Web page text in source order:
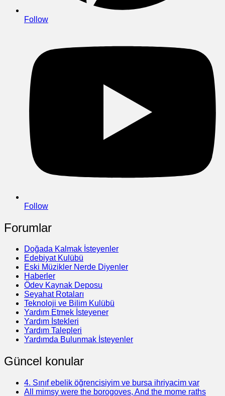
Follow
Follow
Forumlar
Doğada Kalmak İsteyenler
Edebiyat Kulübü
Eski Müzikler Nerde Diyenler
Haberler
Ödev Kaynak Deposu
Seyahat Rotaları
Teknoloji ve Bilim Kulübü
Yardım Etmek İsteyener
Yardım İstekleri
Yardım Talepleri
Yardımda Bulunmak İsteyenler
Güncel konular
4. Sınıf ebelik öğrencisiyim ve bursa ihriyacim var
All mimsy were the borogoves, And the mome raths